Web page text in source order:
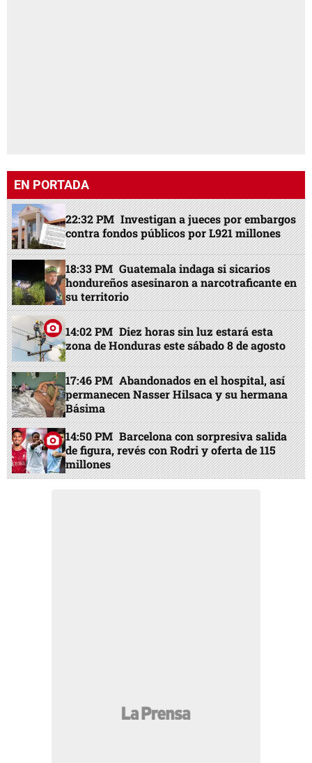
EN PORTADA
22:32 PM Investigan a jueces por embargos
contra fondos públicos por L921 millones
18:33 PM Guatemala indaga si sicarios
hondureños asesinaron a narcotraficante en
su territorio
14:02 PM Diez horas sin luz estará esta
zona de Honduras este sábado 8 de agosto
17:46 PM Abandonados en el hospital, así
permanecen Nasser Hilsaca y su hermana
Básima
14:50 PM Barcelona con sorpresiva salida
de figura, revés con Rodri y oferta de 115
millones